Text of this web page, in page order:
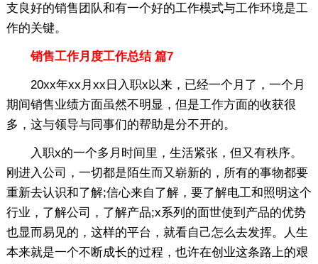
支良好的销售团队和有一个好的工作模式与工作环境是工
作的关键。
销售工作月度工作总结 篇7
20xx年xx月xx日入职x以来，已经一个月了，一个月
期间销售业绩方面虽然不明显，但是工作方面的收获很
多，这与领导与同事们的帮助是分不开的。
入职x的一个多月时间里，生活紧张，但又有秩序。
刚进入公司，一切都是陌生而又崭新的，所有的事物都要
重新去认识和了解;信心来自了解，要了解电工和照明这个
行业，了解公司，了解产品;x系列的面世使到产品的优势
也显而易见的，这样的平台，就看自己怎么去发挥。人生
本来就是一个不断成长的过程，也许在创业这条路上的艰